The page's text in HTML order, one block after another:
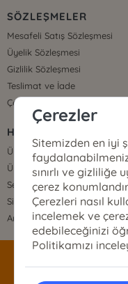
SÖZLEŞMELER
Mesafeli Satış Sözleşmesi
Üyelik Sözleşmesi
Gizlilik Sözleşmesi
Teslimat ve İade
Çerez Politikası
HIZLI ERİŞİM
Üye Ol
Üye Giriş
Sepetim
Sipariş Takip
Anasayfa
Çerezler
Sitemizden en iyi
sınırlı ve gizliliğe
çerez
Çerezleri nasıl
incelemek ve
edebileceğinizi
Politikamızı